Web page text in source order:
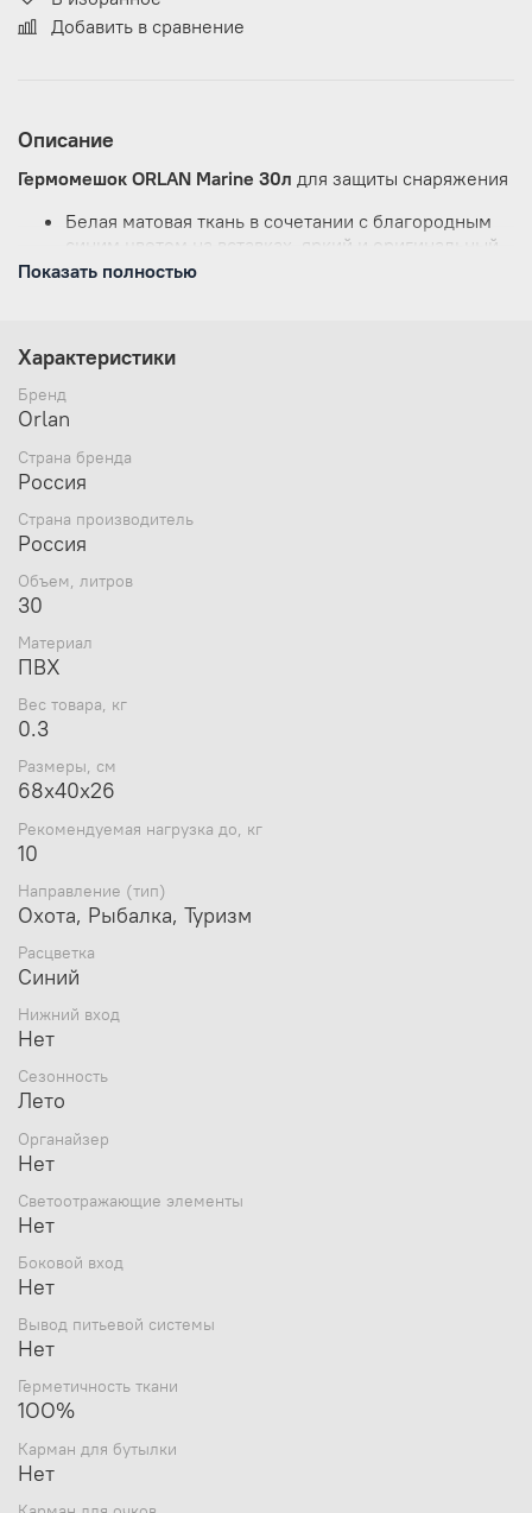
Добавить в сравнение
Описание
Гермомешок ORLAN Marine 30л для защиты снаряжения
Белая матовая ткань в сочетании с благородным
синим цветом на вставках, яркий и оригинальный
принт морской тематики
и грязи
и зафиксировав его по бокам на защёлки «Квик
в проливной дождь, сырой снег и грязь
Дополнительно в комплекте съёмная лямка
Рекомендации по уходу
Чтобы изделие служило долго и надёжно, за ним
необходимо ухаживать, следуя инструкциям по уходу на
ярлыке изделия.
Отбеливание: Отбеливание запрещено.
Сушка: Сушка в вертикальном положении без отжима,
барабанная сушка запрещена.
Глажка: Глажение запрещено.
Показать полностью
Характеристики
Бренд
Orlan
Страна бренда
Россия
Страна производитель
Россия
Объем, литров
30
Материал
ПВХ
Вес товара, кг
0.3
Размеры, см
68х40х26
Рекомендуемая нагрузка до, кг
10
Направление (тип)
Охота, Рыбалка, Туризм
Расцветка
Синий
Нижний вход
Нет
Сезонность
Лето
Органайзер
Нет
Светоотражающие элементы
Нет
Боковой вход
Нет
Вывод питьевой системы
Нет
Герметичность ткани
1ОО%
Карман для бутылки
Нет